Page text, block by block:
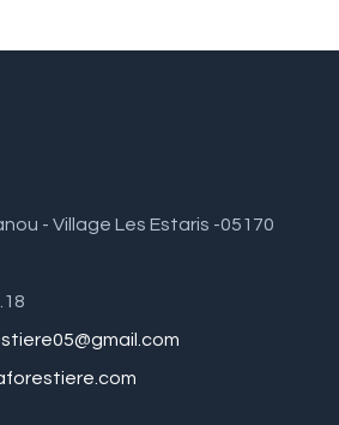
- Village Les Estaris -05170